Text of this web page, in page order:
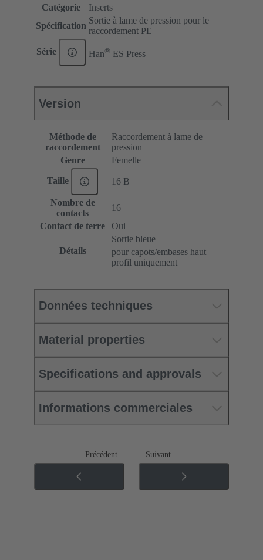
Catégorie
Inserts
Spécification
Sortie à lame de pression pour le
raccordement PE
Série Han® ES Press
Version
Méthode de
raccordement
Raccordement à lame de
pression
Genre
Femelle
Taille 16 B
Nombre de
contacts
16
Contact de terre
Oui
Détails
Sortie bleue
pour capots/embases haut
profil uniquement
Données techniques
Material properties
Specifications and approvals
Informations commerciales
Précédent Suivant